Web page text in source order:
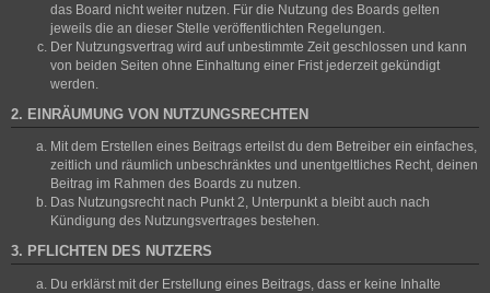
das Board nicht weiter nutzen. Für die Nutzung des Boards gelten
jeweils die an dieser Stelle veröffentlichten Regelungen.
Der Nutzungsvertrag wird auf unbestimmte Zeit geschlossen und kann
von beiden Seiten ohne Einhaltung einer Frist jederzeit gekündigt
werden.
2. EINRÄUMUNG VON NUTZUNGSRECHTEN
Mit dem Erstellen eines Beitrags erteilst du dem Betreiber ein einfaches,
zeitlich und räumlich unbeschränktes und unentgeltliches Recht, deinen
Beitrag im Rahmen des Boards zu nutzen.
Das Nutzungsrecht nach Punkt 2, Unterpunkt a bleibt auch nach
Kündigung des Nutzungsvertrages bestehen.
3. PFLICHTEN DES NUTZERS
Du erklärst mit der Erstellung eines Beitrags, dass er keine Inhalte